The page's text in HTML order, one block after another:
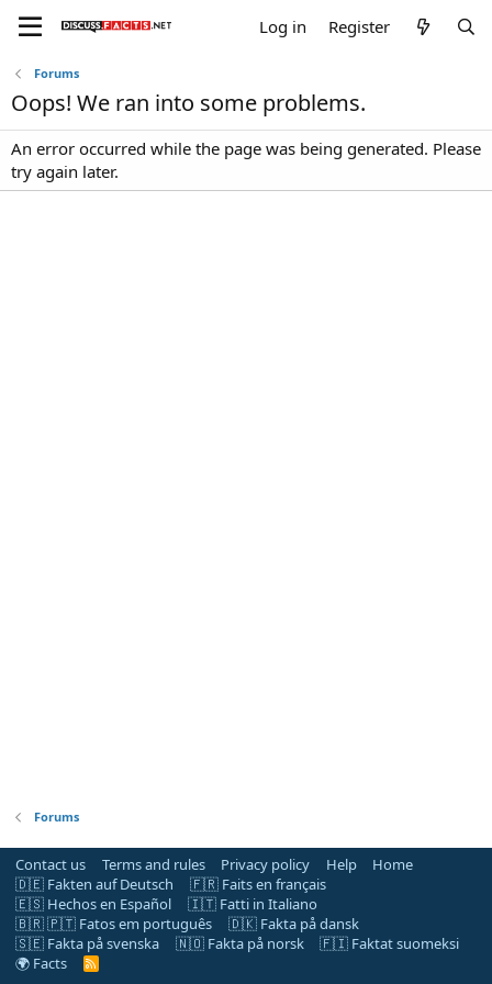
Log in Register
Forums
Oops! We ran into some problems.
An error occurred while the page was being generated. Please
try again later.
Forums
Contact us Terms and rules Privacy policy Help
Home
🇩🇪 Fakten auf Deutsch
🇫🇷 Faits en français
🇪🇸 Hechos en Español
🇮🇹 Fatti in Italiano
🇧🇷 🇵🇹 Fatos em português
🇩🇰 Fakta på dansk
🇸🇪 Fakta på svenska
🇳🇴 Fakta på norsk
🇫🇮 Faktat suomeksi
🌍 Facts
R